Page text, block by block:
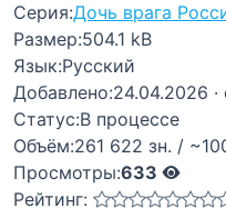
Серия:Дочь врага
Размер:504.1 kB
Язык:Русский
Добавлено:24.04.2026
Статус:В процессе
Объём:261 622 зн. /
Просмотры:633
Рейтинг: